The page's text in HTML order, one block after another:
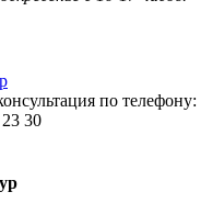
по телефону:
30